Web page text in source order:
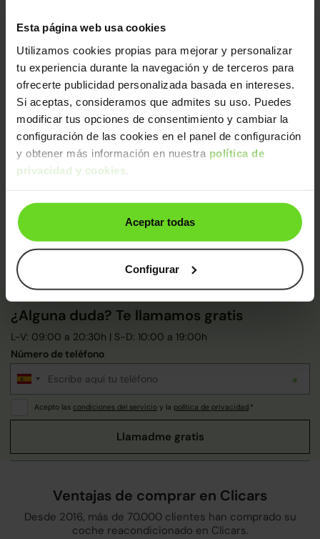
Esta página web usa cookies
Utilizamos cookies propias para mejorar y personalizar
tu experiencia durante la navegación y de terceros para
ofrecerte publicidad personalizada basada en intereses.
Si aceptas, consideramos que admites su uso. Puedes
modificar tus opciones de consentimiento y cambiar la
configuración de las cookies en el panel de configuración
y obtener más información en nuestra política de
privacidad y cookies
Aceptar todas
Configurar
de calidad.
cargas y kilometraje garantizado
Diagnosis avanzada
Mecánica impecable (con sustitución de piezas
clave)
Control final de calidad y seguridad
De un equipo de+250 expertos, este coche ha sido
certificado y pasado control de calidad:
¿Alguna duda? Te llamamos gratis
L-V: 09:00 a 20:30h | S-D: 10:00 a 19:00h
Número de teléfono
Acepto las condiciones del servicio y la política de privacidad.*
Ventajas de comprar en Clicars
Desde 2016, más de 70.000 clientes han comprado su
coche reacondicionado en Clicars.